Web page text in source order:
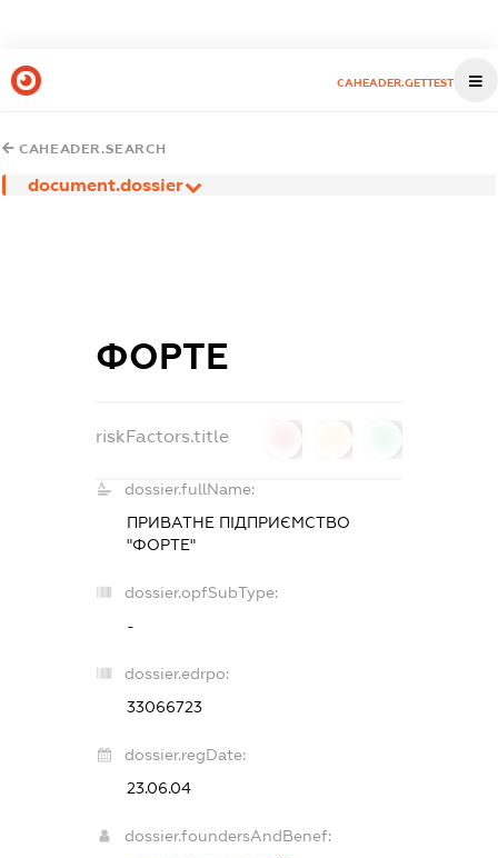
CAHEADER.GETTEST
CAHEADER.SEARCH
document.dossier
ФОРТЕ
riskFactors.title
dossier.fullName:
ПРИВАТНЕ ПІДПРИЄМСТВО
"ФОРТЕ"
dossier.opfSubType:
-
dossier.edrpo:
33066723
dossier.regDate:
23.06.04
dossier.foundersAndBenef: